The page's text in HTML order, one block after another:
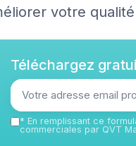
votre
Téléchargez
* En remplissant ce
commerciales par QVT